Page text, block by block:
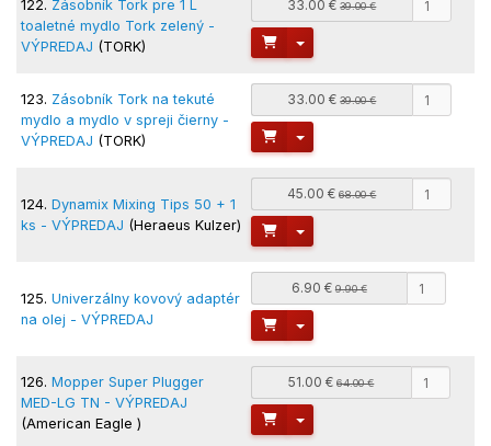
122. Zásobník Tork pre 1 L
toaletné mydlo Tork zelený -
VÝPREDAJ (TORK)
33.00 €39.00 €
Toggle Dropdown
123. Zásobník Tork na tekuté
mydlo a mydlo v spreji čierny -
VÝPREDAJ (TORK)
33.00 €39.00 €
Toggle Dropdown
124. Dynamix Mixing Tips 50 + 1
ks - VÝPREDAJ (Heraeus Kulzer)
45.00 €68.00 €
Toggle Dropdown
125. Univerzálny kovový adaptér
na olej - VÝPREDAJ
6.90 €9.90 €
Toggle Dropdown
126. Mopper Super Plugger
MED-LG TN - VÝPREDAJ
(American Eagle )
51.00 €64.00 €
Toggle Dropdown